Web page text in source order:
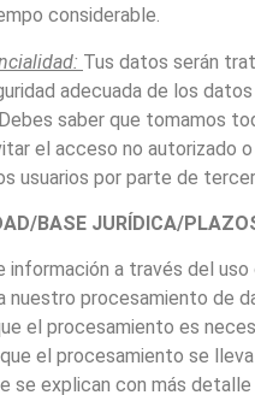
considerable.
Tus datos serán
adecuada de los
saber que tomamos
el acceso no autorizado
usuarios por parte de
BASE JURÍDICA/
a través del
nuestro procesamiento de
el procesamiento es
el procesamiento se
se explican con más